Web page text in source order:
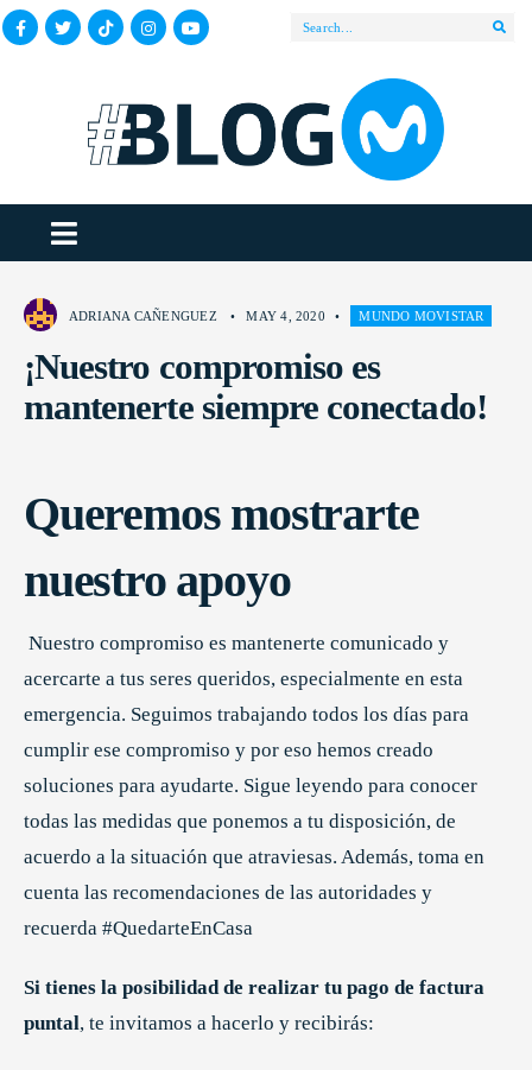
ADRIANA CAÑENGUEZ • MAY 4, 2020 • MUNDO MOVISTAR
¡Nuestro compromiso es
mantenerte siempre conectado!
Queremos mostrarte
nuestro apoyo
Nuestro compromiso es mantenerte comunicado y
acercarte a tus seres queridos, especialmente en esta
emergencia. Seguimos trabajando todos los días para
cumplir ese compromiso y por eso hemos creado
soluciones para ayudarte. Sigue leyendo para conocer
todas las medidas que ponemos a tu disposición, de
acuerdo a la situación que atraviesas. Además, toma en
cuenta las recomendaciones de las autoridades y
recuerda #QuedarteEnCasa
Si tienes la posibilidad de realizar tu pago de factura
puntal, te invitamos a hacerlo y recibirás: